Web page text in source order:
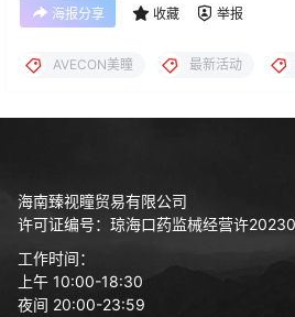
海报分享 收藏 举报
AVECON美瞳 最新活动
海南臻视瞳贸易有限公司
许可证编号：琼海口药监械经营许
工作时间：
上午 10:00-18:30
夜间 20:00-23:59